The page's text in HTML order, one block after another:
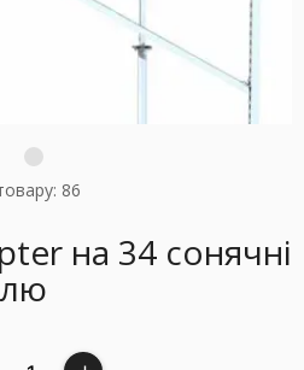
86
на 34 сонячні